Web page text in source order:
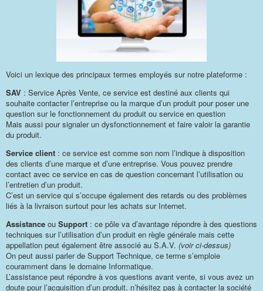
Voici un lexique des principaux termes employés sur notre plateforme :
SAV : Service Après Vente, ce service est destiné aux clients qui
souhaite contacter l’entreprise ou la marque d’un produit pour poser une
question sur le fonctionnement du produit ou service en question
Mais aussi pour signaler un dysfonctionnement et faire valoir la garantie
du produit.
Service client : ce service est comme son nom l’indique à disposition
des clients d’une marque et d’une entreprise. Vous pouvez prendre
contact avec ce service en cas de question concernant l’utilisation ou
l’entretien d’un produit.
C’est un service qui s’occupe également des retards ou des problèmes
liés à la livraison surtout pour les achats sur Internet.
Assistance ou Support : ce pôle va d’avantage répondre à des questions
techniques sur l’utilisation d’un produit en règle générale mais cette
appellation peut également être associé au S.A.V. (voir ci-dessus)
On peut aussi parler de Support Technique, ce terme s’emploie
couramment dans le domaine Informatique.
L’assistance peut répondre à vos questions avant vente, si vous avez un
doute pour l’acquisition d’un produit, n’hésitez pas à contacter la société